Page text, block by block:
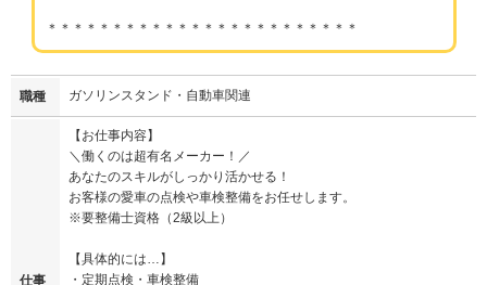
＊＊＊＊＊＊＊＊＊＊＊＊＊＊＊＊＊＊＊＊＊＊＊＊
職種 ガソリンスタンド・自動車関連
仕事
【お仕事内容】
＼働くのは超有名メーカー！／
あなたのスキルがしっかり活かせる！
お客様の愛車の点検や車検整備をお任せします。
※要整備士資格（2級以上）
【具体的には…】
・定期点検・車検整備